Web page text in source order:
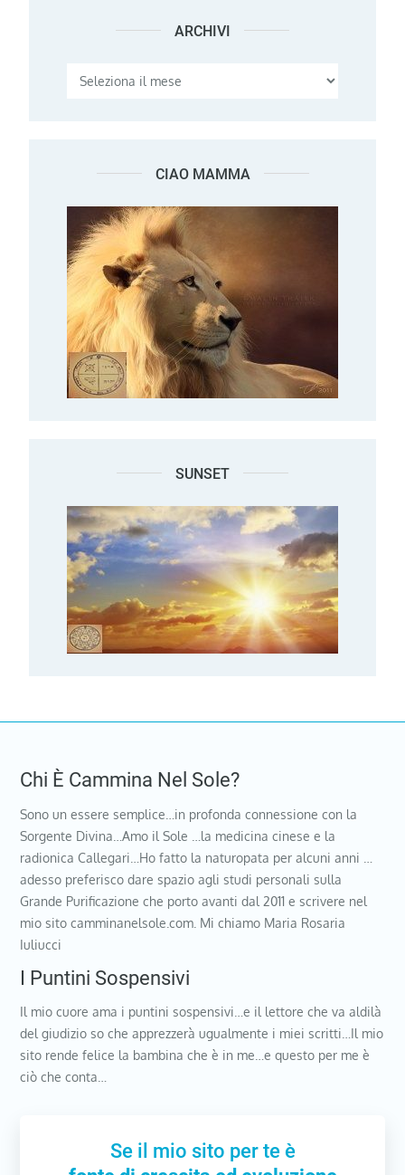
ARCHIVI Archivi
CIAO MAMMA
SUNSET
Chi È Cammina Nel Sole?
Sono un essere semplice…in profonda connessione con la
Sorgente Divina…Amo il Sole …la medicina cinese e la
radionica Callegari…Ho fatto la naturopata per alcuni anni …
adesso preferisco dare spazio agli studi personali sulla
Grande Purificazione che porto avanti dal 2011 e scrivere nel
mio sito camminanelsole.com. Mi chiamo Maria Rosaria
Iuliucci
I Puntini Sospensivi
Il mio cuore ama i puntini sospensivi…e il lettore che va aldilà
del giudizio so che apprezzerà ugualmente i miei scritti…Il mio
sito rende felice la bambina che è in me…e questo per me è
ciò che conta…
Se il mio sito per te è